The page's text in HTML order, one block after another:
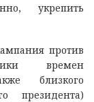
укрепить
против
времен
близкого
президента)